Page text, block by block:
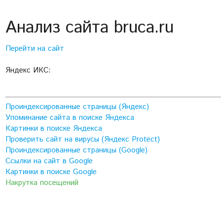
Анализ сайта bruca.ru
Перейти на сайт
Яндекс ИКС:
Проиндексированные страницы (Яндекс)
Упоминание сайта в поиске Яндекса
Картинки в поиске Яндекса
Проверить сайт на вирусы (Яндекс Protect)
Проиндексированные страницы (Google)
Ссылки на сайт в Google
Картинки в поиске Google
Накрутка посещений